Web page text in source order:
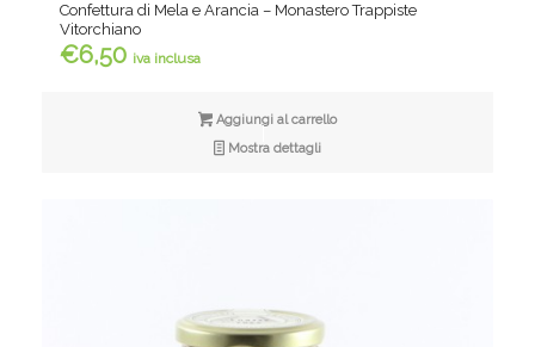
Confettura di Mela e Arancia – Monastero Trappiste
Vitorchiano
€6,50 iva inclusa
Aggiungi al carrello
Mostra dettagli